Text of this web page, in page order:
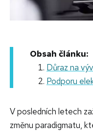
Obsah článku:
Důraz na
Podporu
V posledních letech
změnu paradigmatu,